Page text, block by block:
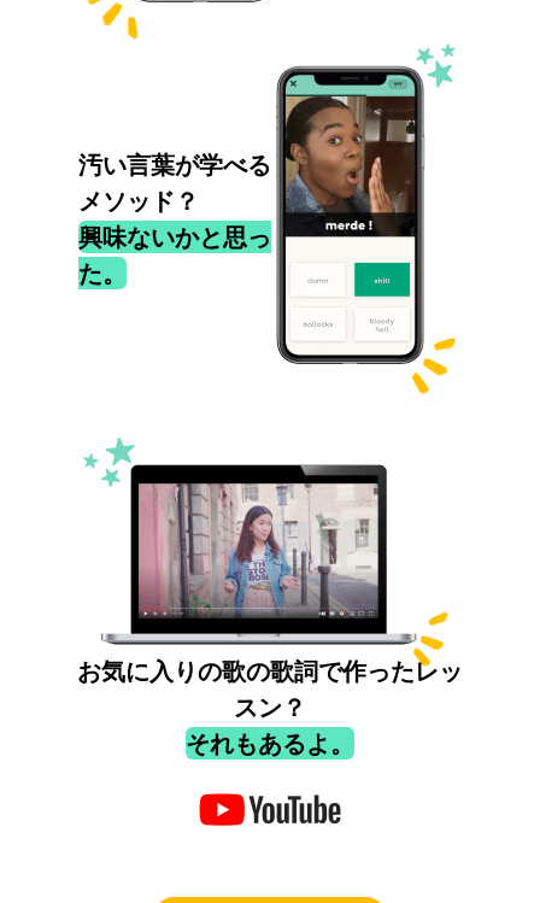
汚い言葉が学べる
メソッド？
興味ないかと思っ
た。
お気に入りの歌の歌詞で作ったレッ
スン？
それもあるよ。